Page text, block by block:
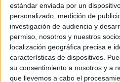
estándar enviada por un
personalizado, medición de
investigación de audiencia y
permiso, nosotros y nuestros
localización geográfica precisa e
características de dispositivos.
su consentimiento a nosotros y a
que llevemos a cabo el
Espacio